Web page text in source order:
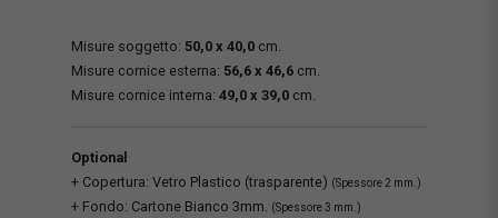
Misure soggetto: 50,0 x 40,0 cm.
Misure cornice esterna: 56,6 x 46,6 cm.
Misure cornice interna: 49,0 x 39,0 cm.
Optional
+ Copertura: Vetro Plastico (trasparente) (Spessore 2 mm.)
+ Fondo: Cartone Bianco 3mm. (Spessore 3 mm.)